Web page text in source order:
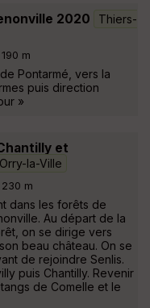
2020
Thiers-
190 m
Pontarmé, vers la
puis direction
»
et
Orry-la-Ville
230 m
dans les forêts de
Au départ de la
on se dirige vers
beau château. On se
de rejoindre Senlis.
puis Chantilly. Revenir
de Comelle et le